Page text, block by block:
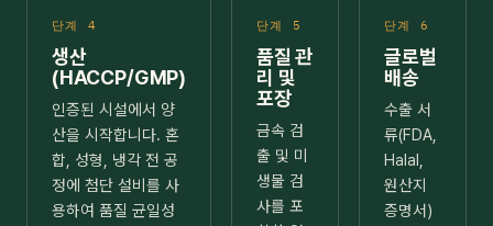
단계 4
생산
(HACCP/GMP)
인증된 시설에서 양
산을 시작합니다. 혼
합, 성형, 냉각 전 공
정에 첨단 설비를 사
용하여 품질 균일성
단계 5
품질 관
리 및
포장
금속 검
출 및 미
생물 검
사를 포
단계 6
글로벌
배송
수출 서
류(FDA,
Halal,
원산지
증명서)